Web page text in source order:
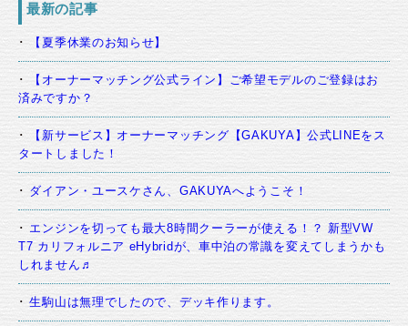
最新の記事
【夏季休業のお知らせ】
【オーナーマッチング公式ライン】ご希望モデルのご登録はお
済みですか？
【新サービス】オーナーマッチング【GAKUYA】公式LINEをス
タートしました！
ダイアン・ユースケさん、GAKUYAへようこそ！
エンジンを切っても最大8時間クーラーが使える！？ 新型VW
T7 カリフォルニア eHybridが、車中泊の常識を変えてしまうかも
しれません♬
生駒山は無理でしたので、デッキ作ります。